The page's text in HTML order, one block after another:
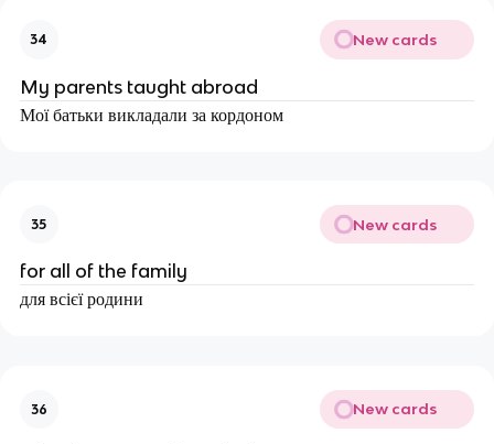
34 New cards
My parents taught abroad
Мої батьки викладали за кордоном
35 New cards
for all of the family
для всієї родини
36 New cards